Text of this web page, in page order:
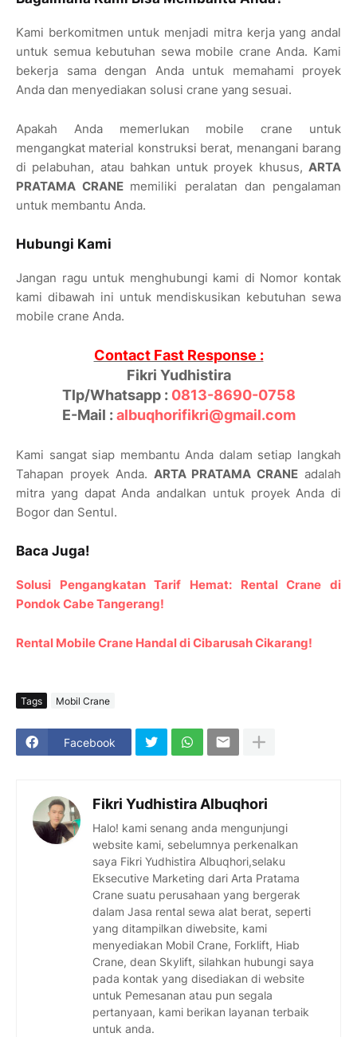
Kami berkomitmen untuk menjadi mitra kerja yang andal
untuk semua kebutuhan sewa mobile crane Anda. Kami
bekerja sama dengan Anda untuk memahami proyek
Anda dan menyediakan solusi crane yang sesuai.
Apakah Anda memerlukan mobile crane untuk
mengangkat material konstruksi berat, menangani barang
di pelabuhan, atau bahkan untuk proyek khusus, ARTA
PRATAMA CRANE memiliki peralatan dan pengalaman
untuk membantu Anda.
Hubungi Kami
Jangan ragu untuk menghubungi kami di Nomor kontak
kami dibawah ini untuk mendiskusikan kebutuhan sewa
mobile crane Anda.
Contact Fast Response :
Fikri Yudhistira
Tlp/Whatsapp : 0813-8690-0758
E-Mail :albuqhorifikri@gmail.com
Kami sangat siap membantu Anda dalam setiap langkah
Tahapan proyek Anda. ARTA PRATAMA CRANE adalah
mitra yang dapat Anda andalkan untuk proyek Anda di
Bogor dan Sentul.
Baca Juga!
Solusi Pengangkatan Tarif Hemat: Rental Crane di
Pondok Cabe Tangerang!
Rental Mobile Crane Handal di Cibarusah Cikarang!
Tags Mobil Crane
Facebook
Fikri Yudhistira Albuqhori
Halo! kami senang anda mengunjungi
website kami, sebelumnya perkenalkan
saya Fikri Yudhistira Albuqhori,selaku
Eksecutive Marketing dari Arta Pratama
Crane suatu perusahaan yang bergerak
dalam Jasa rental sewa alat berat, seperti
yang ditampilkan diwebsite, kami
menyediakan Mobil Crane, Forklift, Hiab
Crane, dean Skylift, silahkan hubungi saya
pada kontak yang disediakan di website
untuk Pemesanan atau pun segala
pertanyaan, kami berikan layanan terbaik
untuk anda.